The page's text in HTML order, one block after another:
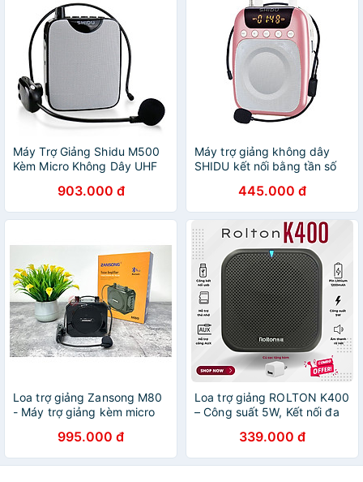
Máy Trợ Giảng Shidu M500
Kèm Micro Không Dây UHF
10W Tích Hợp Cổng AUX,
USB Dung Lượng Pin Lớn
1800mAh - Hàng Chính
903.000 đ
Máy trợ giảng không dây
SHIDU kết nối bằng tần số
giáo viên và hướng dẫn viên
du lịch, loa trợ giảng cài áo
tiện lợi, Hàng nhập khẩu
445.000 đ
Loa trợ giảng Zansong M80
- Máy trợ giảng kèm micro
Bluetooth 4.2, AUX, USB, SD
card, FM - Công suất 10W,
điều chỉnh được echo - Pin
995.000 đ
Loa trợ giảng ROLTON K400
– Công suất 5W, Kết nối đa
AUX In, Pin Lithium 1200mAh
10-15 tiếng sử dụng, Âm
thanh sống động, Nhỏ gọn
339.000 đ